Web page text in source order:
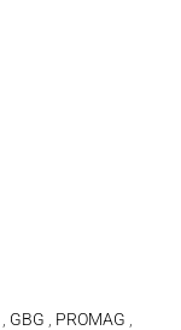
GBG PROMAG